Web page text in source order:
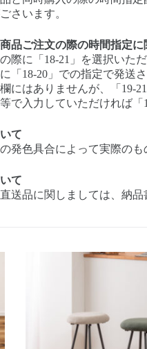
さいます。
品ご注文の際の時間指定に
際に「18-21」を選択いた
「18-20」での指定で発送
にはありませんが、「19-
で入力していただければ「
て
発色具合によって実際のも
て
送品に関しましては、納品